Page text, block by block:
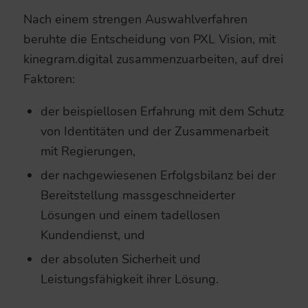
Nach einem strengen Auswahlverfahren
beruhte die Entscheidung von PXL Vision, mit
kinegram.digital zusammenzuarbeiten, auf drei
Faktoren:
der beispiellosen Erfahrung mit dem Schutz
von Identitäten und der Zusammenarbeit
mit Regierungen,
der nachgewiesenen Erfolgsbilanz bei der
Bereitstellung massgeschneiderter
Lösungen und einem tadellosen
Kundendienst, und
der absoluten Sicherheit und
Leistungsfähigkeit ihrer Lösung.